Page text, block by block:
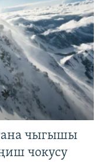
чыгышы
чокусу